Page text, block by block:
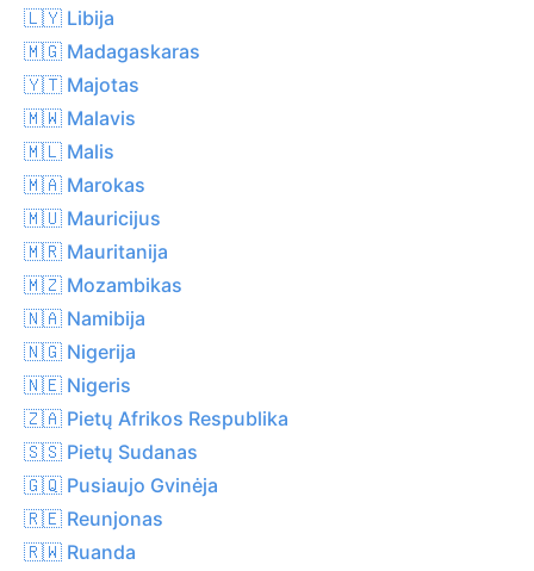
🇱🇾 Libija
🇲🇬 Madagaskaras
🇾🇹 Majotas
🇲🇼 Malavis
🇲🇱 Malis
🇲🇦 Marokas
🇲🇺 Mauricijus
🇲🇷 Mauritanija
🇲🇿 Mozambikas
🇳🇦 Namibija
🇳🇬 Nigerija
🇳🇪 Nigeris
🇿🇦 Pietų Afrikos Respublika
🇸🇸 Pietų Sudanas
🇬🇶 Pusiaujo Gvinėja
🇷🇪 Reunjonas
🇷🇼 Ruanda